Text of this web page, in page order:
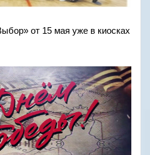
от 15 мая уже в киосках